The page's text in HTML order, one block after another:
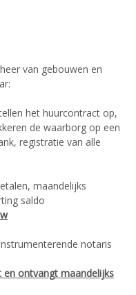
van gebouwen en
het huurcontract op,
de waarborg op een
registratie van alle
maandelijks
saldo
notaris
ontvangt maandelijks